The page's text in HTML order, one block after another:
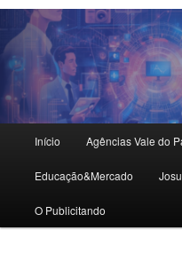
principal
Início Agências Vale do
Educação&Mercado
O Publicitando